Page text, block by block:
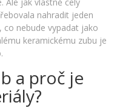
nahradit jeden
co nebude vypadat jako
keramickému zubu je
a proč je